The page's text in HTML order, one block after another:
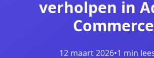
verholpen in
Commerce
12 maart 2026•1 min